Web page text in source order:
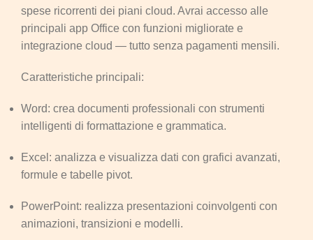
spese ricorrenti dei piani cloud. Avrai accesso alle
principali app Office con funzioni migliorate e
integrazione cloud — tutto senza pagamenti mensili.
Caratteristiche principali:
Word: crea documenti professionali con strumenti
intelligenti di formattazione e grammatica.
Excel: analizza e visualizza dati con grafici avanzati,
formule e tabelle pivot.
PowerPoint: realizza presentazioni coinvolgenti con
animazioni, transizioni e modelli.